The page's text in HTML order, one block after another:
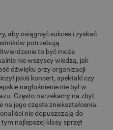
aby osiągnąć sukces i zyskać
potrzebują
to być może
nie wszyscy wiedzą, jak
dźwięku przy organizacji
jakiś koncert, spektakl czy
nagłośnienie nie był w
Często narzekamy na zbyt
na jego częste zniekształcenia.
nie dopuszczają do
najlepszej klasy sprzęt